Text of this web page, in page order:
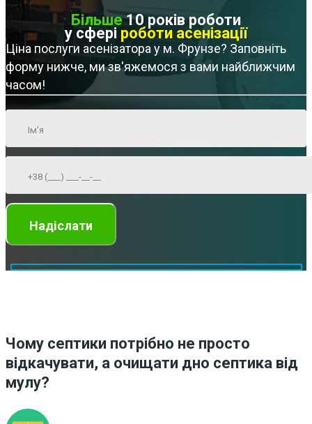
Більше10 років роботи
у сфері роботи асенізації
Ціна послуги асенізатора у м. Фрунзе? Заповніть
форму нижче, ми зв'яжемося з вами найближчим
часом!
Чому септики потрібно не просто
відкачувати, а очищати дно септика від
мулу?